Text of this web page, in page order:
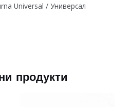
Universal / Универсал
продукти